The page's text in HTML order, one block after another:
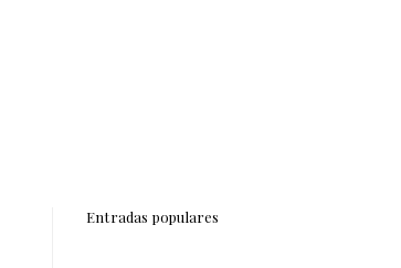
Entradas populares